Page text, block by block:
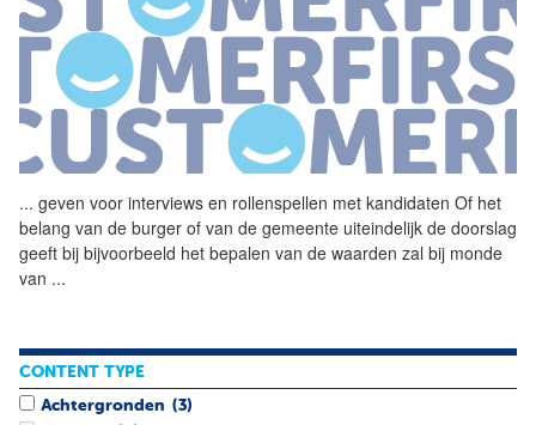
... geven voor interviews en rollenspellen met kandidaten Of het
belang van de burger of van de gemeente uiteindelijk de doorslag
geeft bij bijvoorbeeld het bepalen van de waarden zal bij monde
van ...
CONTENT TYPE
Achtergronden (3)